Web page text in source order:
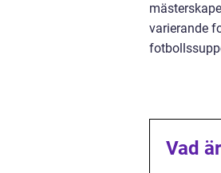
varierande
Vad